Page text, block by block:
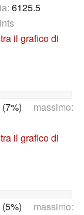
6125.5
il grafico di
massimo:
il grafico di
massimo: